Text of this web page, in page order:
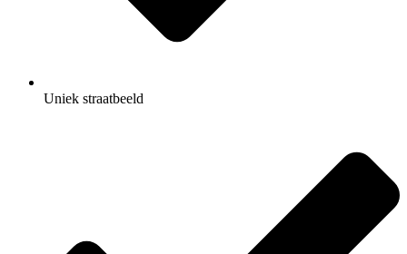
Uniek straatbeeld